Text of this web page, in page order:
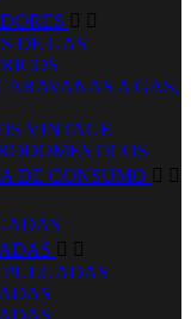
 
DE GAS
A GAS,
VINTAGE
DE CONSUMO  
 
PULGADAS